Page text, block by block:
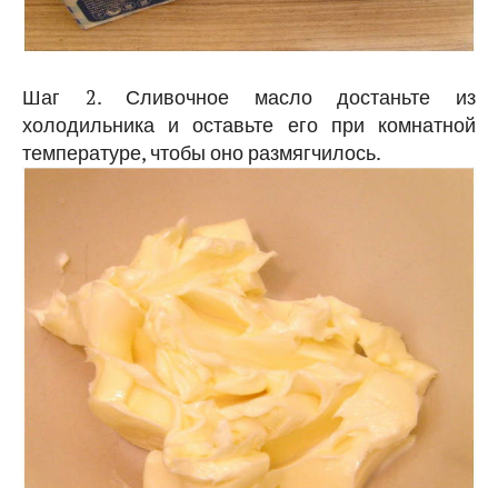
Шаг 2. Сливочное масло достаньте из
холодильника и оставьте его при комнатной
температуре, чтобы оно размягчилось.